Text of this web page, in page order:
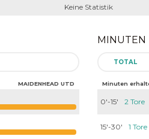
Keine Statistik
MAIDENHEAD UTD
MINUTEN
TOTAL
Minuten
0'-15' 2 Tore
15'-30' 1 Tore